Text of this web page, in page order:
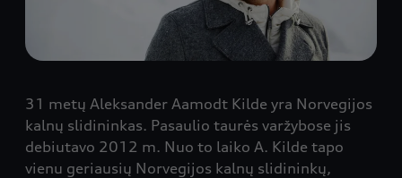
31 metų Aleksander Aamodt Kilde yra Norvegijos
kalnų slidininkas. Pasaulio taurės varžybose jis
debiutavo 2012 m. Nuo to laiko A. Kilde tapo
vienu geriausių Norvegijos kalnų slidininkų,